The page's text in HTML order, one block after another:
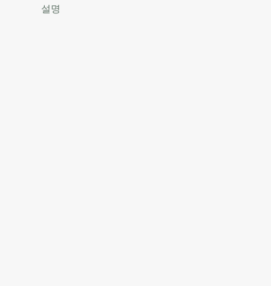
설명